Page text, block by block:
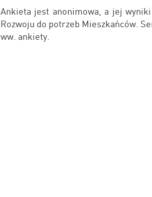
Ankieta jest anonimowa, a jej
Rozwoju do potrzeb Mieszkańców.
ww. ankiety.